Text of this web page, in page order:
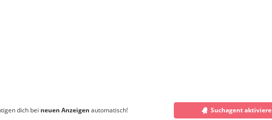
dich bei neuen Anzeigen automatisch! Suchagent